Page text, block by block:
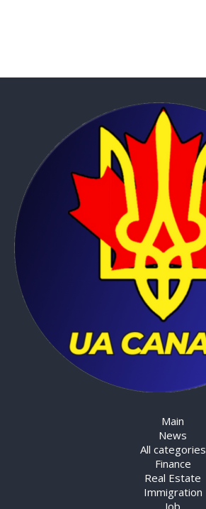
Main
News
All categories
Finance
Real Estate
Immigration